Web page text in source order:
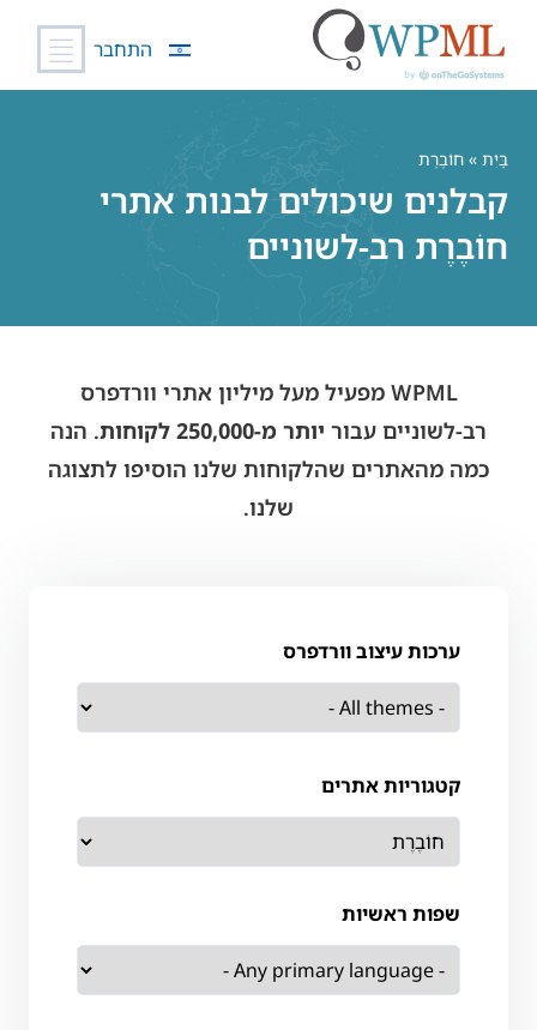
התחבר
בַּיִת » חוֹבֶרֶת
קבלנים שיכולים לבנות אתרי
חוֹבֶרֶת רב-לשוניים
WPML מפעיל מעל מיליון אתרי וורדפרס
רב-לשוניים עבור יותר מ-250,000 לקוחות
. הנה
כמה מהאתרים שהלקוחות שלנו הוסיפו לתצוגה
שלנו.
ערכות עיצוב וורדפרס
קטגוריות אתרים
שפות ראשיות